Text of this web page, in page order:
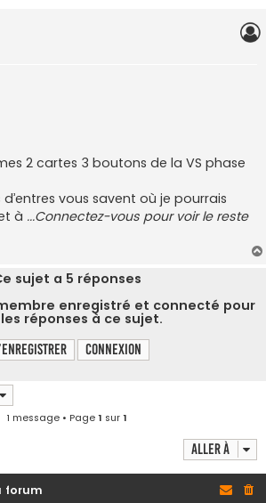
e
r
2 cartes 3 boutons de la VS phase
vous savent où je pourrais
à ...Connectez-vous pour voir le reste
sujet a 5 réponses
enregistré et connecté pour
réponses à ce sujet.
Connexion
1 message • Page1 sur1
Aller à
forum